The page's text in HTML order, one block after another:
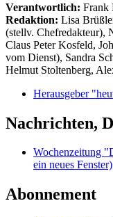
Verantwortlich: Frank
Redaktion: Lisa
(stellv. Chefredakteur),
Claus Peter Kosfeld,
vom Dienst), Sandra
Helmut Stoltenberg,
Herausgeber
Nachrichten,
Wochenzeitung
ein neues Fenster)
Abonnement